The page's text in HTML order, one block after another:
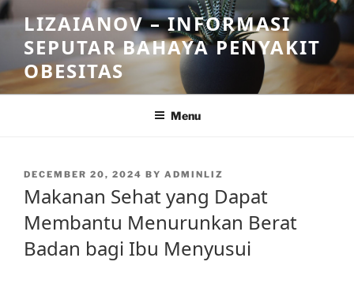
Skip
to
content
LIZAIANOV – INFORMASI
SEPUTAR BAHAYA PENYAKIT
OBESITAS
Menu
POSTED
DECEMBER 20, 2024 BY ADMINLIZ
Makanan Sehat yang Dapat
Membantu Menurunkan Berat
Badan bagi Ibu Menyusui